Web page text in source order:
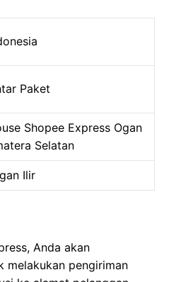
Paket
Shopee Express Ogan
Selatan
Ilir
Anda akan
melakukan pengiriman